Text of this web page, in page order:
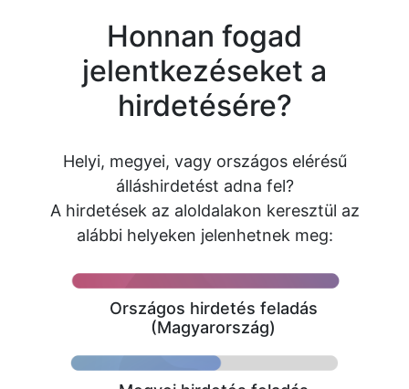
Honnan fogad
jelentkezéseket a
hirdetésére?
Helyi, megyei, vagy országos elérésű
álláshirdetést adna fel?
A hirdetések az aloldalakon keresztül az
alábbi helyeken jelenhetnek meg:
Országos hirdetés feladás
(Magyarország)